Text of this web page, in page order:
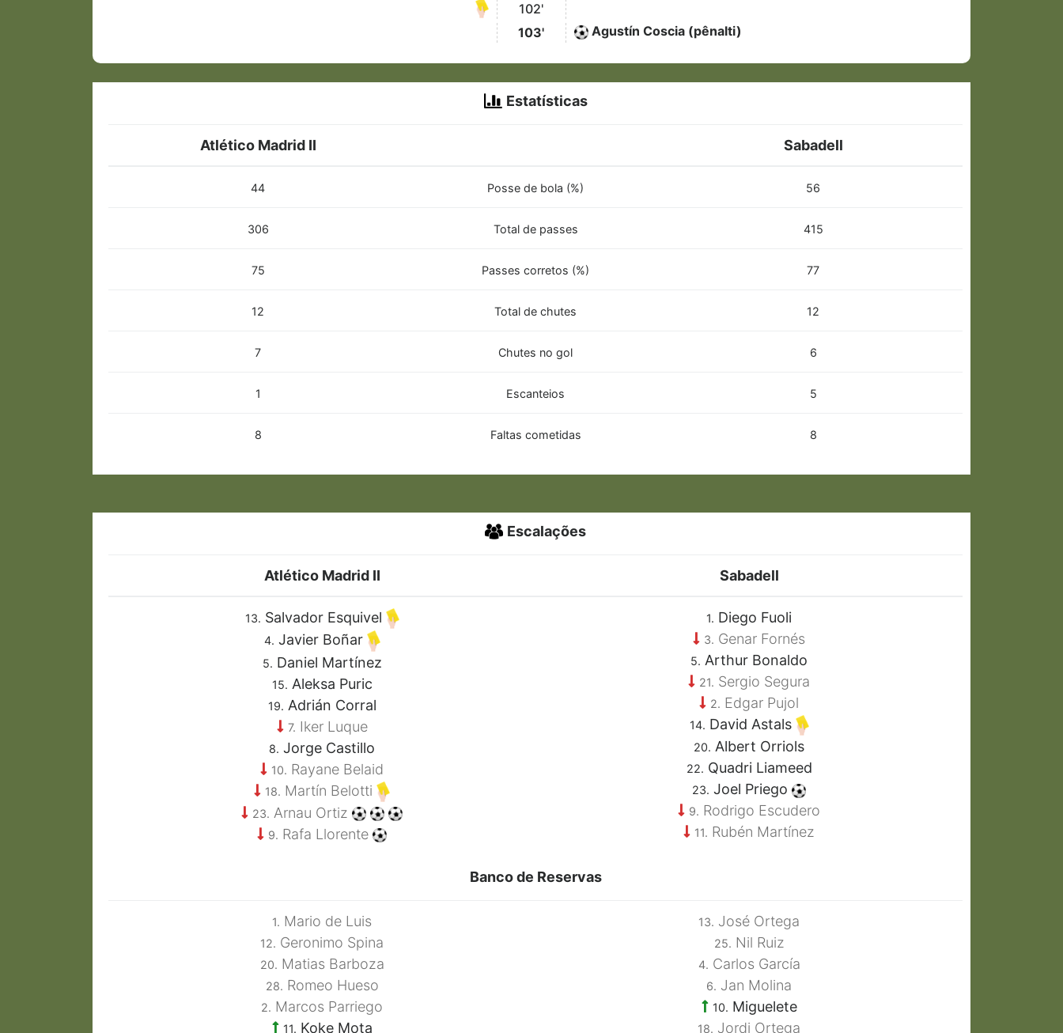
102'
103'
Agustín Coscia (pênalti)
Estatísticas
Atlético Madrid II Sabadell
44 Posse de bola (%) 56
306 Total de passes 415
75 Passes corretos (%) 77
12 Total de chutes 12
7 Chutes no gol 6
1 Escanteios 5
8 Faltas cometidas 8
Escalações
Atlético Madrid II Sabadell
13. Salvador Esquivel
4. Javier Boñar
5. Daniel Martínez
15. Aleksa Puric
19. Adrián Corral
7. Iker Luque
8. Jorge Castillo
10. Rayane Belaid
18. Martín Belotti
23. Arnau Ortiz
9. Rafa Llorente
1. Diego Fuoli
3. Genar Fornés
5. Arthur Bonaldo
21. Sergio Segura
2. Edgar Pujol
14. David Astals
20. Albert Orriols
22. Quadri Liameed
23. Joel Priego
9. Rodrigo Escudero
11. Rubén Martínez
Banco de Reservas
1. Mario de Luis
12. Geronimo Spina
20. Matias Barboza
28. Romeo Hueso
2. Marcos Parriego
11. Koke Mota
13. José Ortega
25. Nil Ruiz
4. Carlos García
6. Jan Molina
10. Miguelete
18. Jordi Ortega